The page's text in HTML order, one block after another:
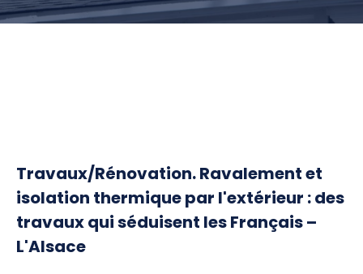
Travaux/Rénovation. Ravalement et
isolation thermique par l'extérieur : des
travaux qui séduisent les Français –
L'Alsace